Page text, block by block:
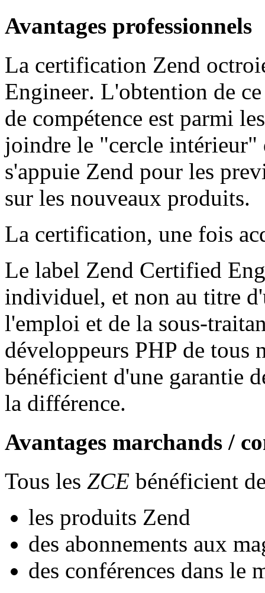
Avantages professionnels
La certification Zend
Engineer. L'obtention de
de compétence est parmi
joindre le "cercle intérieur"
s'appuie Zend pour les
sur les nouveaux produits.
La certification, une fois
Le label Zend Certified
individuel, et non au titre
l'emploi et de la sous-
développeurs PHP de tous
bénéficient d'une garantie
la différence.
Avantages marchands /
Tous les ZCE bénéficient
les produits Zend
des abonnements aux
des conférences dans le